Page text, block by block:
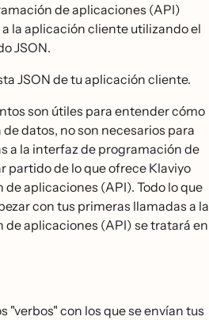
de aplicaciones (API)
la aplicación cliente utilizando el
JSON.
JSON de tu aplicación cliente.
son útiles para entender cómo
datos, no son necesarios para
a la interfaz de programación de
partido de lo que ofrece Klaviyo
aplicaciones (API). Todo lo que
con tus primeras llamadas a la
aplicaciones (API) se tratará en
"verbos" con los que se envían tus